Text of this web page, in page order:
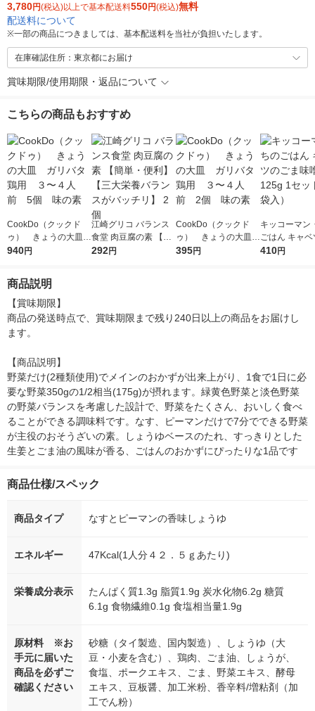
3,780円(税込)以上で基本配送料550円(税込)無料
配送料について
※一部の商品につきましては、基本配送料を当社が負担いたします。
在庫確認住所：東京都にお届け
賞味期限/使用期限・返品について
こちらの商品もおすすめ
CookDo（クックド
ゥ） きょうの大皿
ガリバタ鶏用 ３〜４
940円
江崎グリコ バランス
食堂 肉豆腐の素 【簡
単・便利】【三大栄養
292円
CookDo（クックド
ゥ） きょうの大皿
ガリバタ鶏用 ３〜４
395円
キッコーマン
ごはん キャ
ま味噌炒め
410円
商品説明
【賞味期限】
商品の発送時点で、賞味期限まで残り240日以上の商品をお届けし
ます。
【商品説明】
野菜だけ(2種類使用)でメインのおかずが出来上がり、1食で1日に必
要な野菜350gの1/2相当(175g)が摂れます。緑黄色野菜と淡色野菜
の野菜バランスを考慮した設計で、野菜をたくさん、おいしく食べ
ることができる調味料です。なす、ピーマンだけで7分でできる野菜
が主役のおそうざいの素。しょうゆベースのたれ、すっきりとした
生姜とごま油の風味が香る、ごはんのおかずにぴったりな1品です
商品仕様/スペック
商品タイプ なすとピーマンの香味しょうゆ
エネルギー 47Kcal(1人分４２．５ｇあたり)
栄養成分表示
たんぱく質1.3g 脂質1.9g 炭水化物6.2g 糖質
6.1g 食物繊維0.1g 食塩相当量1.9g
原材料 ※お
手元に届いた
商品を必ずご
確認ください
砂糖（タイ製造、国内製造）、しょうゆ（大
豆・小麦を含む）、鶏肉、ごま油、しょうが、
食塩、ポークエキス、ごま、野菜エキス、酵母
エキス、豆板醤、加工米粉、香辛料/増粘剤（加
工でん粉）